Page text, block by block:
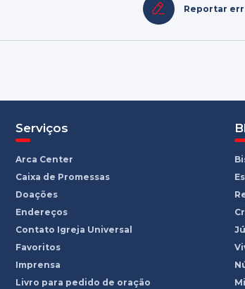
Reportar
Serviços
Arca Center
Caixa de Promessas
Doações
Endereços
Contato Igreja Universal
Favoritos
Imprensa
Livro para pedido de oração